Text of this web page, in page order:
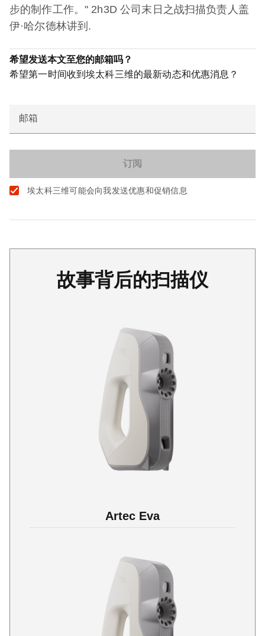
步的制作工作。" 2h3D 公司末日之战扫描负责人盖
伊·哈尔德林讲到.
希望发送本文至您的邮箱吗？
希望第一时间收到埃太科三维的最新动态和优惠消息？
邮箱
埃太科三维可能会向我发送优惠和促销信息
故事背后的扫描仪
Artec Eva